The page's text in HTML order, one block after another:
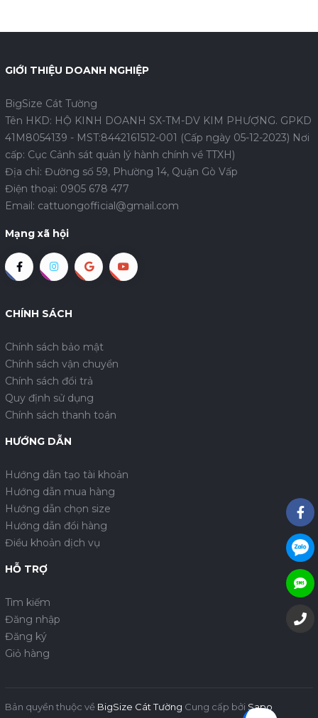
GIỚI THIỆU DOANH NGHIỆP
BigSize Cát Tường
Tên HKD: HỘ KINH DOANH SX-TM-DV KIM PHƯỢNG. GPKD
41M8054139 - MST:8442161512-001 (Cấp ngày 05-12-2023) Nơi
cấp: Cục Cảnh sát quản lý hành chính về TTXH)
Địa chỉ: Đường số 59, Phường 14, Quận Gò Vấp
Điện thoại: 0905 678 477
Email: cattuongofficial@gmail.com
Mạng xã hội
CHÍNH SÁCH
Chính sách bảo mật
Chính sách vận chuyển
Chính sách đổi trả
Quy định sử dụng
Chính sách thanh toán
HƯỚNG DẪN
Hướng dẫn tạo tài khoản
Hướng dẫn mua hàng
Hướng dẫn chọn size
Hướng dẫn đổi hàng
Điều khoản dịch vụ
HỖ TRỢ
Tìm kiếm
Đăng nhập
Đăng ký
Giỏ hàng
Bản quyền thuộc về BigSize Cát Tường Cung cấp bởi Sapo